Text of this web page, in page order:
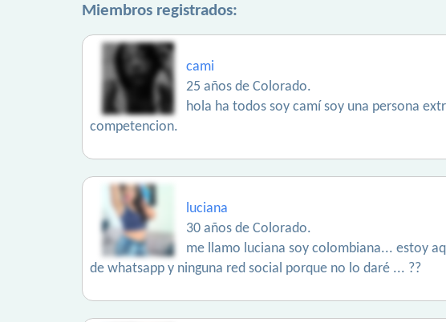
Miembros registrados:
cami
25 años de Colorado.
hola ha todos soy camí soy una persona
competencion.
luciana
30 años de Colorado.
me llamo luciana soy colombiana... estoy
de whatsapp y ninguna red social porque no lo daré ... ??